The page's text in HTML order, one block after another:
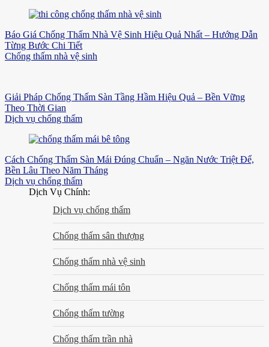
Báo Giá Chống Thấm Nhà Vệ Sinh Hiệu Quả Nhất – Hướng Dẫn
Từng Bước Chi Tiết
Chống thấm nhà vệ sinh
Giải Pháp Chống Thấm Sàn Tầng Hầm Hiệu Quả – Bền Vững
Theo Thời Gian
Dịch vụ chống thấm
Cách Chống Thấm Sàn Mái Đúng Chuẩn – Ngăn Nước Triệt Để,
Bền Lâu Theo Năm Tháng
Dịch vụ chống thấm
Dịch Vụ Chính:
Dịch vụ chống thấm
Chống thấm sân thượng
Chống thấm nhà vệ sinh
Chống thấm mái tôn
Chống thấm tường
Chống thấm trần nhà